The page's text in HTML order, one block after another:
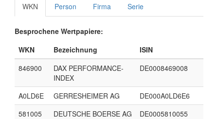
WKN Person Firma Serie
Besprochene Wertpapiere:
WKN
Bezeichnung
ISIN
846900
DAX PERFORMANCE-
INDEX
DE0008469008
A0LD6E GERRESHEIMER AG
DE000A0LD6E6
581005
DEUTSCHE BOERSE AG
DE0005810055